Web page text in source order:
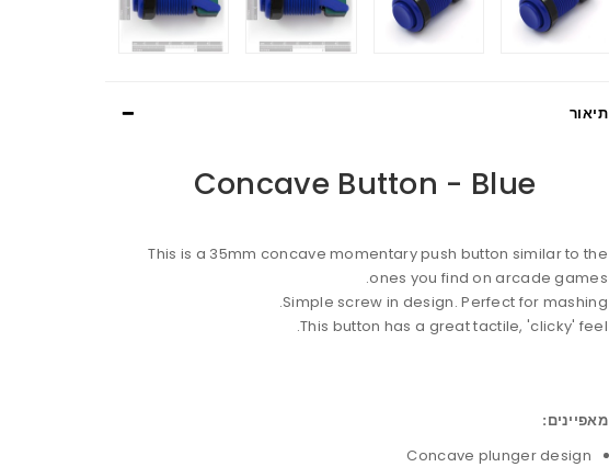
תיאור
Concave Button - Blue
This is a 35mm concave momentary push button similar to the
ones you find on arcade games.
Simple screw in design. Perfect for mashing.
This button has a great tactile, 'clicky' feel.
מאפיינים:
Concave plunger design